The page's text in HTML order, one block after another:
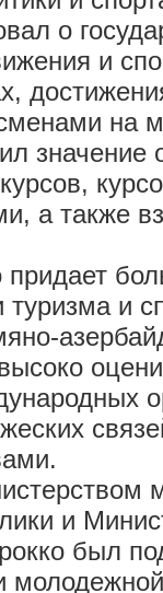
о
и
на
значение
а также
и
и
был